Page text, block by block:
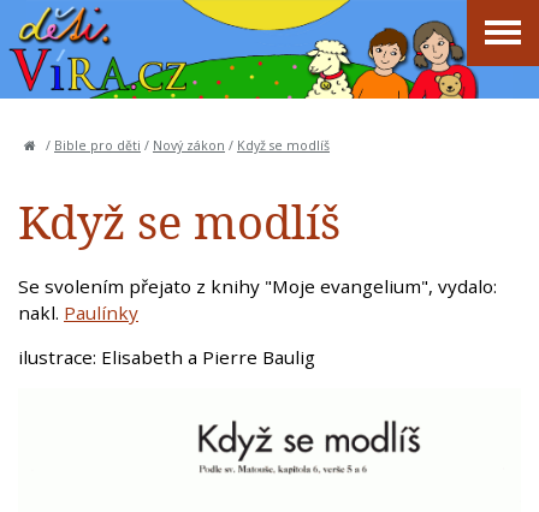
/ Bible pro děti / Nový zákon / Když se modlíš
Když se modlíš
Se svolením přejato z knihy "Moje evangelium", vydalo:
nakl. Paulínky
ilustrace: Elisabeth a Pierre Baulig